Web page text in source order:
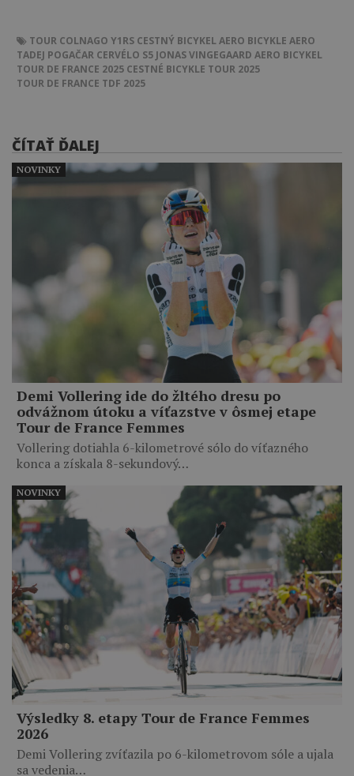
TOUR COLNAGO Y1RS CESTNÝ BICYKELAERO BICYKLE AERO
TADEJ POGAČAR CERVÉLO S5 JONAS VINGEGAARD AERO BICYKEL
TOUR DE FRANCE 2025 CESTNÉ BICYKLE TOUR 2025
TOUR DE FRANCE TDF 2025
ČÍTAŤ ĎALEJ
Demi Vollering ide do žltého dresu po
odvážnom útoku a víťazstve v ôsmej etape
Tour de France Femmes
Vollering dotiahla 6-kilometrové sólo do víťazného
konca a získala 8-sekundový…
NOVINKY
Výsledky 8. etapy Tour de France Femmes
2026
Demi Vollering zvíťazila po 6-kilometrovom sóle a ujala
sa vedenia…
NOVINKY